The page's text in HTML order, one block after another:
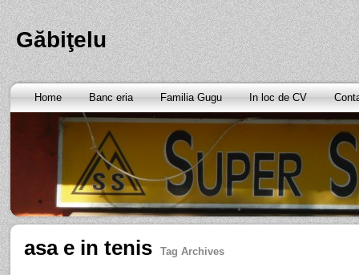
Găbiţelu
Home Banc eria Familia Gugu In loc de CV
asa e in tenis Tag Archives